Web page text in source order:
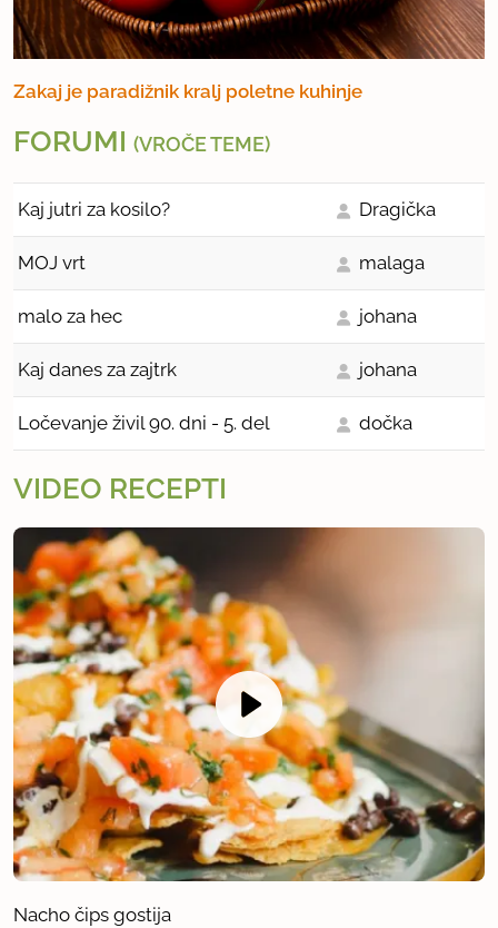
Zakaj je paradižnik kralj poletne kuhinje
FORUMI (VROČE TEME)
Kaj jutri za kosilo? Dragička
MOJ vrt malaga
malo za hec johana
Kaj danes za zajtrk johana
Ločevanje živil 90. dni - 5. del dočka
VIDEO RECEPTI
Nacho čips gostija